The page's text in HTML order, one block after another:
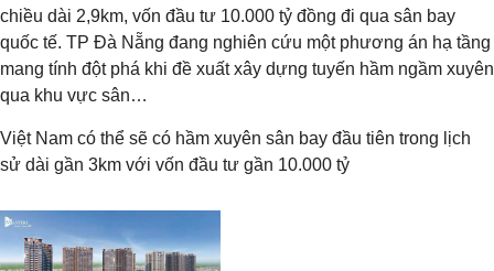
chiều dài 2,9km, vốn đầu tư 10.000 tỷ đồng đi qua sân bay
quốc tế. TP Đà Nẵng đang nghiên cứu một phương án hạ tầng
mang tính đột phá khi đề xuất xây dựng tuyến hầm ngầm xuyên
qua khu vực sân…
Việt Nam có thể sẽ có hầm xuyên sân bay đầu tiên trong lịch
sử dài gần 3km với vốn đầu tư gần 10.000 tỷ